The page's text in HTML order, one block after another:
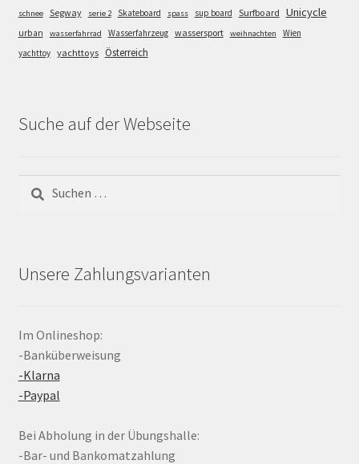
schnee Segway serie 2 Skateboard spass sup board Surfboard Unicycle
urban wasserfahrrad Wasserfahrzeug wassersport weihnachten
Wien
yachttoy yachttoys Österreich
Suche auf der Webseite
Suchen
nach:
Unsere Zahlungsvarianten
Im Onlineshop:
-Banküberweisung
-Klarna
-Paypal
Bei Abholung in der Übungshalle:
-Bar- und Bankomatzahlung